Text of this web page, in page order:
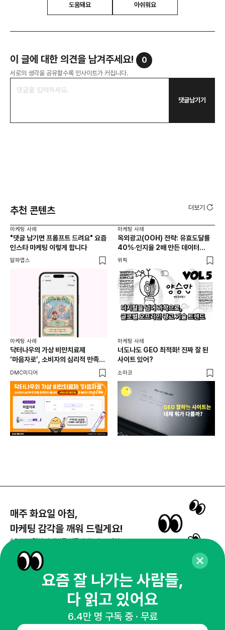
도움돼요 아쉬워요
이 글에 대한 의견을 남겨주세요! 0
서로의 생각을 공유할수록 인사이트가 커집니다.
댓글남기기
추천 콘텐츠 더보기
마케팅 사례
"댓글 남기면 프롬프트 드려요" 요즘
인스타 마케팅 이렇게 합니다
알파앱스
마케팅 사례
옥외광고(OOH) 전략: 유효도달률
40%·인지율 2배 만든 데이터
활용법 | 애드타입 양승만 이사
위픽
마케팅 사례
닥터나우의 가상 비만치료제
‘마음자로’, 소비자의 심리적 만족을
충족하는 동시에 서비스의 접근성을
DMC미디어
마케팅 사례
너도나도 GEO 최적화! 진짜 잘 된
사이트 있어?
소마코
매주 화요일 아침,
마케팅 감각을 깨워 드릴게요!
65,043명의 마케터를 성장시키는 뉴스레터
뉴스레터 구독하기
요즘 잘 나가는 사람들,
다 읽고 있어요
6.4만 명 구독 중 · 무료